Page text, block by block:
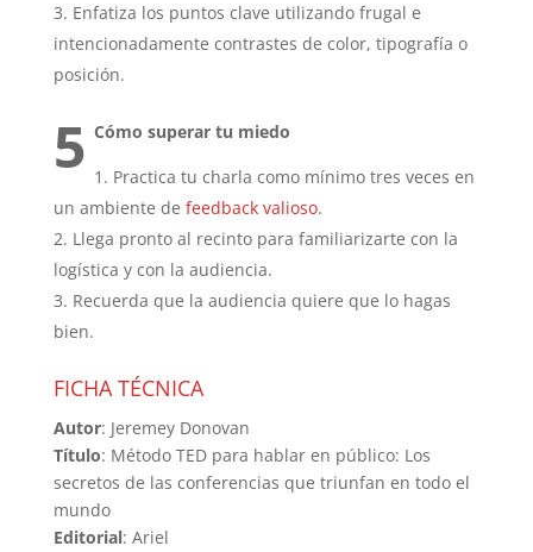
Enfatiza los puntos clave utilizando frugal e
intencionadamente contrastes de color, tipografía o
posición.
5 Cómo superar tu miedo
Practica tu charla como mínimo tres veces en
un ambiente de feedback valioso.
Llega pronto al recinto para familiarizarte con la
logística y con la audiencia.
Recuerda que la audiencia quiere que lo hagas
bien.
FICHA TÉCNICA
Autor: Jeremey Donovan
Título: Método TED para hablar en público: Los
secretos de las conferencias que triunfan en todo el
mundo
Editorial: Ariel